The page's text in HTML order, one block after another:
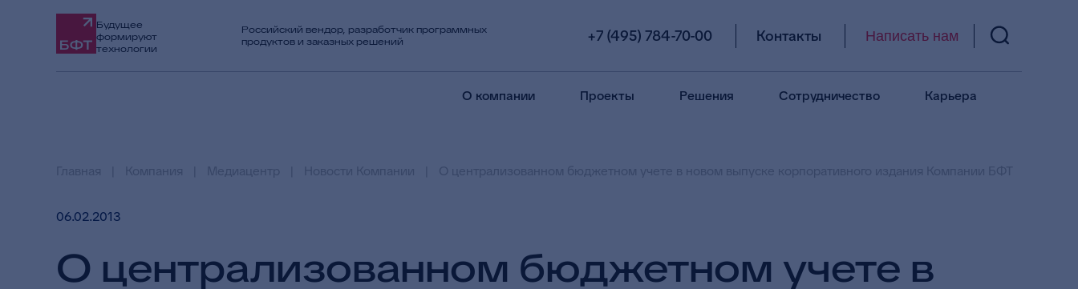
Будущее
формируют
технологии
Российский вендор, разработчик программных
продуктов и заказных решений
+7 (495) 784-70-00 Контакты Написать нам
О компании Проекты Решения Сотрудничество Карьера
06.02.2013
О централизованном бюджетном учете в